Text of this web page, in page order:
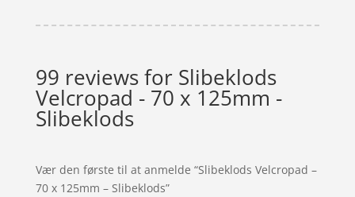
99 reviews for Slibeklods
Velcropad - 70 x 125mm -
Slibeklods
Vær den første til at anmelde “Slibeklods Velcropad –
70 x 125mm – Slibeklods”